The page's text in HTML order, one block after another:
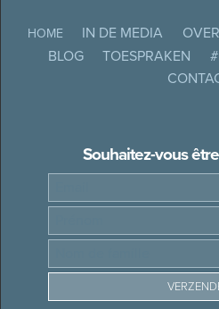
HOME IN DE MEDIA
BLOG
TOESPRAKEN
Souhaitez-vous